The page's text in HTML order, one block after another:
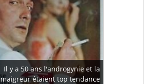
Il y a 50 ans l'androgynie et la
maigreur étaient top tendance